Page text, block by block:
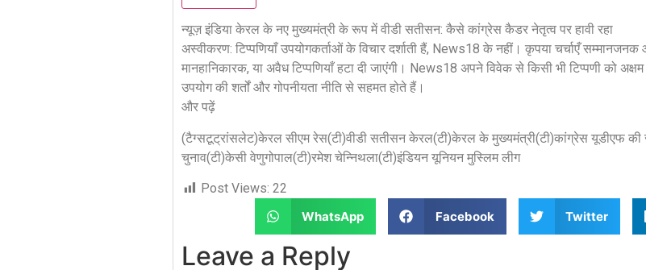
न्यूज़ इंडियाकेरल के नए मुख्यमंत्री के रूप में वीडी सतीसन: कैसे कांग्रेस कैडर नेतृत्व पर हावी रहा
अस्वीकरण: टिप्पणियाँ उपयोगकर्ताओं के विचार दर्शाती हैं, News18 के नहीं। कृपया चर्चाएँ
मानहानिकारक, या अवैध टिप्पणियाँ हटा दी जाएंगी। News18 अपने विवेक से किसी भी टिप्पणी को
उपयोग की शर्तों और गोपनीयता नीति से सहमत होते हैं।
और पढ़ें
(टैग्सटूट्रांसलेट)केरल सीएम रेस(टी)वीडी सतीसन केरल(टी)केरल के मुख्यमंत्री(टी)कांग्रेस यूडीएफ की
चुनाव(टी)केसी वेणुगोपाल(टी)रमेश चेन्निथला(टी)इंडियन यूनियन मुस्लिम लीग
Post Views: 22
WhatsApp
Facebook Twitter
Leave a Reply
एआर रहमान झुके:‘वीरा राजा वीरा’
में जूनियर डागर ब्रदर्स को क्रेडिट
देंगे; कॉपीराइट विवाद…
शेयर करें -